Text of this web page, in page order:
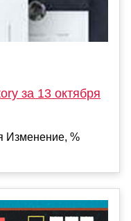
за 13 октября
Изменение, %